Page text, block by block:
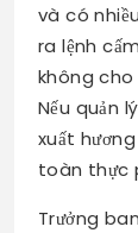
và có
ra lệnh
không cho
Nếu quản
xuất
toàn thực
Trưởng